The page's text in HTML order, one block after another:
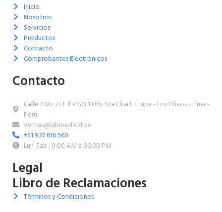
Inicio
Nosotros
Servicios
Productos
Contacto
Comprobantes Electrónicos
Contacto
Calle 2 Mz J Lt 4 PISO 1 Urb. Sta Elisa II Etapa - Los Olivos - Lima -
Perú.
ventas@labmedical.pe
+51 937 616 560
Lun-Sab : 9:00 AM a 06:00 PM
Legal
Libro de Reclamaciones
Términos y Condiciones